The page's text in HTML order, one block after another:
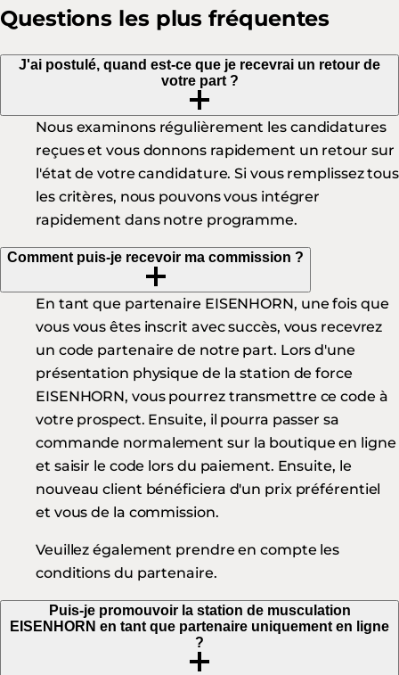
Questions les plus fréquentes
J'ai postulé, quand est-ce que je recevrai un retour de
votre part ?
Nous examinons régulièrement les candidatures
reçues et vous donnons rapidement un retour sur
l'état de votre candidature. Si vous remplissez tous
les critères, nous pouvons vous intégrer
rapidement dans notre programme.
Comment puis-je recevoir ma commission ?
En tant que partenaire EISENHORN, une fois que
vous vous êtes inscrit avec succès, vous recevrez
un code partenaire de notre part. Lors d'une
présentation physique de la station de force
EISENHORN, vous pourrez transmettre ce code à
votre prospect. Ensuite, il pourra passer sa
commande normalement sur la boutique en ligne
et saisir le code lors du paiement. Ensuite, le
nouveau client bénéficiera d'un prix préférentiel
et vous de la commission.
Veuillez également prendre en compte les
conditions du partenaire.
Puis-je promouvoir la station de musculation
EISENHORN en tant que partenaire uniquement en ligne
?